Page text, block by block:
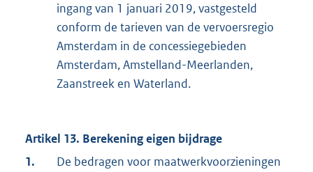
ingang van 1 januari 2019, vastgesteld
conform de tarieven van de vervoersregio
Amsterdam in de concessiegebieden
Amsterdam, Amstelland-Meerlanden,
Zaanstreek en Waterland.
Artikel 13. Berekening eigen bijdrage
1.
De bedragen voor maatwerkvoorzieningen